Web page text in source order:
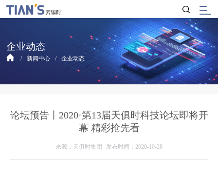
企业动态
新闻中心 企业动态
论坛预告丨2020·第13届天俱时科技论坛即将开
幕 精彩抢先看
来源：天俱时集团 发布时间：2020-10-28